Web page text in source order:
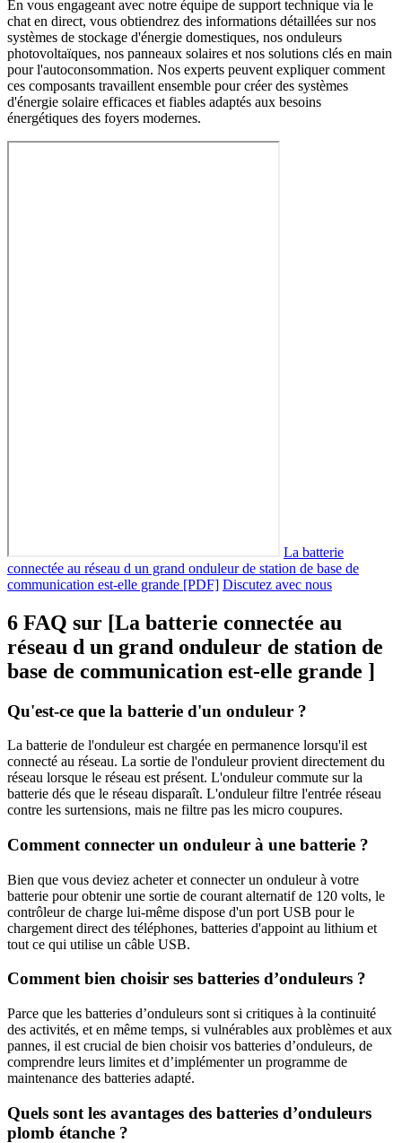
En vous engageant avec notre équipe de support technique via le
chat en direct, vous obtiendrez des informations détaillées sur nos
systèmes de stockage d'énergie domestiques, nos onduleurs
photovoltaïques, nos panneaux solaires et nos solutions clés en main
pour l'autoconsommation. Nos experts peuvent expliquer comment
ces composants travaillent ensemble pour créer des systèmes
d'énergie solaire efficaces et fiables adaptés aux besoins
énergétiques des foyers modernes.
La batterie
connectée au réseau d un grand onduleur de station de base de
communication est-elle grande [PDF] Discutez avec nous
6 FAQ sur [La batterie connectée au
réseau d un grand onduleur de station de
base de communication est-elle grande ]
Qu'est-ce que la batterie d'un onduleur ?
La batterie de l'onduleur est chargée en permanence lorsqu'il est
connecté au réseau. La sortie de l'onduleur provient directement du
réseau lorsque le réseau est présent. L'onduleur commute sur la
batterie dés que le réseau disparaît. L'onduleur filtre l'entrée réseau
contre les surtensions, mais ne filtre pas les micro coupures.
Comment connecter un onduleur à une batterie ?
Bien que vous deviez acheter et connecter un onduleur à votre
batterie pour obtenir une sortie de courant alternatif de 120 volts, le
contrôleur de charge lui-même dispose d'un port USB pour le
chargement direct des téléphones, batteries d'appoint au lithium et
tout ce qui utilise un câble USB.
Comment bien choisir ses batteries d’onduleurs ?
Parce que les batteries d’onduleurs sont si critiques à la continuité
des activités, et en même temps, si vulnérables aux problèmes et aux
pannes, il est crucial de bien choisir vos batteries d’onduleurs, de
comprendre leurs limites et d’implémenter un programme de
maintenance des batteries adapté.
Quels sont les avantages des batteries d’onduleurs
plomb étanche ?